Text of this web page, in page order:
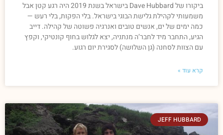
ביקורו של Dave Hubbard בישראל בשנת 2019 היה רגע קטן אבל
משמעותי לקהילת גלישת הבוגי בישראל. בלי הפקות, בלי רעש —
כמה ימים של ים, אנשים טובים ואנרגיה פשוטה של קהילה. דייב
הגיע, התחבר מיד לחבר’ה מנתניה, יצא לגלוש בחוף קונטיקי, וקפץ
עם הצוות לסחנה (גן השלושה) לסגירת יום רגוע.
קרא עוד »
JEFF HUBBARD